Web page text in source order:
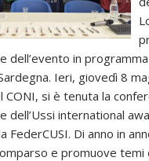
dell’evento in
Ieri, giovedì 8
CONI, si è tenuta la
dell’Ussi international
FederCUSI. Di anno in
e promuove temi